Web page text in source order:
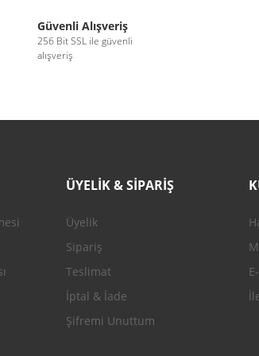
Güvenli Alışveriş
256 Bit SSL ile güvenli
alışveriş
ÜYELİK & SİPARİŞ
Üyelik
Sipariş
Teslimat
İptal & İade
Şifremi Unuttum